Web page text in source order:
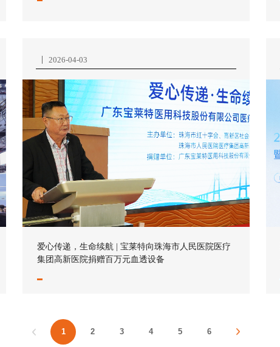
2026-04-03
爱心传递，生命续航 | 宝莱特向珠海市人民医院医疗
集团高新医院捐赠百万元血透设备
1 2 3 4 5 6